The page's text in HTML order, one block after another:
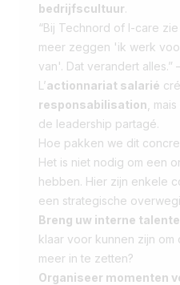
bedrijfscultuur.
“Bij Technord of I-care
meer zeggen 'ik werk
van'. Dat verandert alles.”
L’actionnariat salarié
responsabilisation ,
de leadership partagé.
Hoe pakken we dit
Het is niet nodig om een
hebben. Hier zijn enkele
een strategische
Breng uw interne
klaar voor kunnen zijn om
meer in te zetten?
Organiseer momenten